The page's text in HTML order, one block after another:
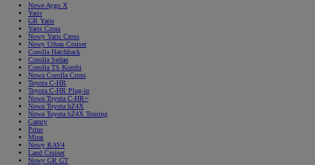
Nowe Aygo X
Yaris
GR Yaris
Yaris Cross
Nowy Yaris Cross
Nowy Urban Cruiser
Corolla Hatchback
Corolla Sedan
Corolla TS Kombi
Nowa Corolla Cross
Toyota C-HR
Toyota C-HR Plug-in
Nowa Toyota C-HR+
Nowa Toyota bZ4X
Nowa Toyota bZ4X Touring
Camry
Prius
Mirai
Nowy RAV4
Land Cruiser
Nowy GR GT